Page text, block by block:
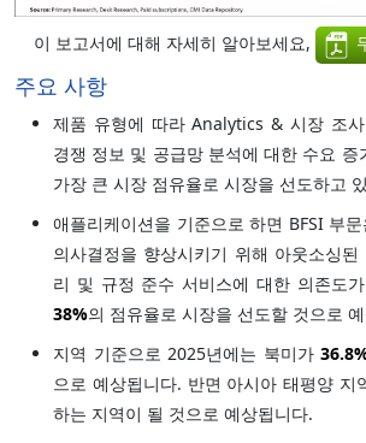
이 보고서에 대해 자세히 알아보세요,
주요 사항
제품 유형에 따라 Analytics & 시장 조
경쟁 정보 및 공급망 분석에 대한 수요 증
가장 큰 시장 점유율로 시장을 선도하고
애플리케이션을 기준으로 하면 BFSI 부
의사결정을 향상시키기 위해 아웃소싱
리 및 규정 준수 서비스에 대한 의존도
38%의 점유율로 시장을 선도할 것으로
지역 기준으로 2025년에는 북미가
으로 예상됩니다. 반면 아시아 태평양 지
하는 지역이 될 것으로 예상됩니다.